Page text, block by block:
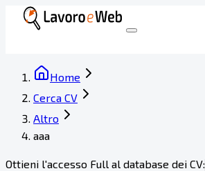
Home
Cerca CV
Altro
aaa
Ottieni l'accesso Full al database dei CV: